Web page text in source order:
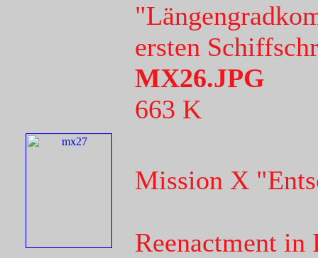
ersten
MX26.JPG
663 K
Mission X
Reenactment in